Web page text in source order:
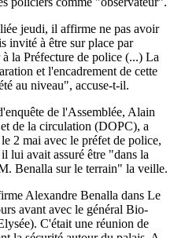
jeudi, il affirme ne pas avoir
invité à être sur place par
la Préfecture de police (...) La
et l'encadrement de cette
au niveau", accuse-t-il.
de l'Assemblée, Alain
de la circulation (DOPC), a
2 mai avec le préfet de police,
lui avait assuré être "dans la
Benalla sur le terrain" la veille.
Alexandre Benalla dans Le
avant avec le général Bio-
C'était une réunion de